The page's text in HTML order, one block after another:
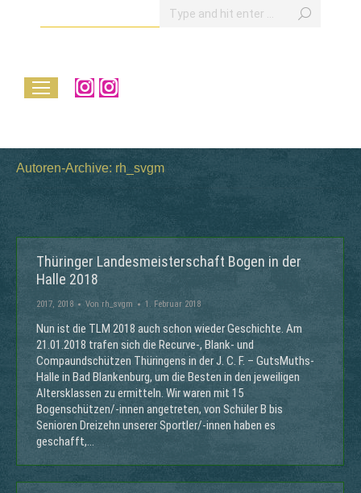
Search:
Instagram
in
new
Instagram
Autoren-Archive: rh_svgm
Thüringer Landesmeisterschaft Bogen in der
Halle 2018
2017, 2018 Von rh_svgm 1. Februar 2018
Nun ist die TLM 2018 auch schon wieder Geschichte. Am
21.01.2018 trafen sich die Recurve-, Blank- und
Compaundschützen Thüringens in der J. C. F. – GutsMuths-
Halle in Bad Blankenburg, um die Besten in den jeweiligen
Altersklassen zu ermitteln. Wir waren mit 15
Bogenschützen/-innen angetreten, von Schüler B bis
Senioren Dreizehn unserer Sportler/-innen haben es
geschafft,…